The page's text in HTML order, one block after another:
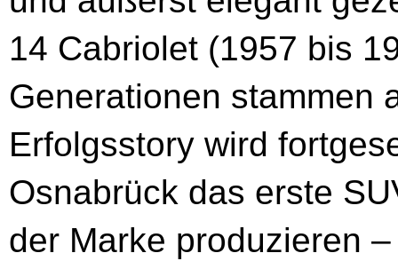
14 Cabriolet (1957 bis
Generationen stammen
Erfolgsstory wird
Osnabrück das erste
der Marke produzieren